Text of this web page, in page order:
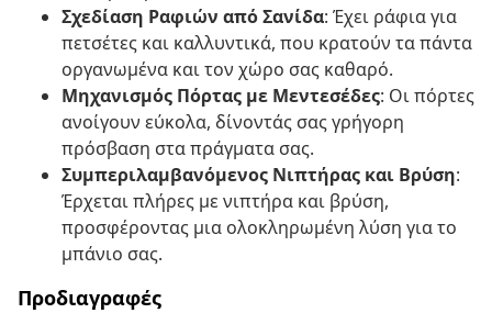
Σχεδίαση Ραφιών από Σανίδα: Έχει ράφια για
πετσέτες και καλλυντικά, που κρατούν τα πάντα
οργανωμένα και τον χώρο σας καθαρό.
Μηχανισμός Πόρτας με Μεντεσέδες: Οι πόρτες
ανοίγουν εύκολα, δίνοντάς σας γρήγορη
πρόσβαση στα πράγματα σας.
Συμπεριλαμβανόμενος Νιπτήρας και Βρύση:
Έρχεται πλήρες με νιπτήρα και βρύση,
προσφέροντας μια ολοκληρωμένη λύση για το
μπάνιο σας.
Προδιαγραφές